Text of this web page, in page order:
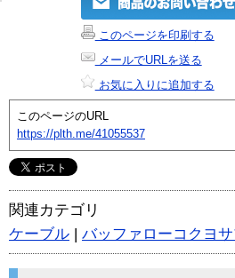
このページを印刷する
メールでURLを送る
お気に入りに追加する
このページのURL
https://plth.me/41055537
関連カテゴリ
ケーブル | バッファローコクヨ